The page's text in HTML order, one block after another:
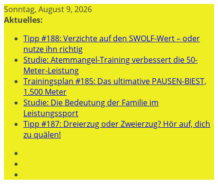
Zum
Inhalt
Sonntag, August 9, 2026
Aktuelles:
Tipp #188: Verzichte auf den SWOLF-Wert – oder
nutze ihn richtig
Studie: Atemmangel-Training verbessert die 50-
Meter-Leistung
Trainingsplan #185: Das ultimative PAUSEN-BIEST,
1.500 Meter
Studie: Die Bedeutung der Familie im
Leistungssport
Tipp #187: Dreierzug oder Zweierzug? Hör auf, dich
zu quälen!